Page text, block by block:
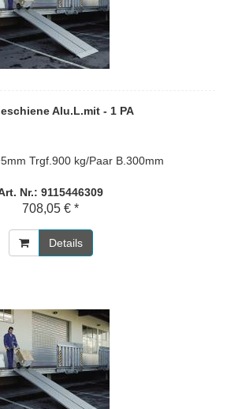
Alu.L.mit - 1 PA
Trgf.900 kg/Paar B.300mm
Nr.: 9115446309
708,05 € *
Details